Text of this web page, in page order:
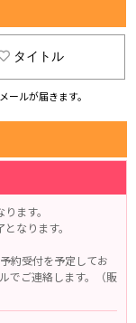
タイトル
ルが届きます。
ます。
なります。
約受付を予定してお
でご連絡します。（販